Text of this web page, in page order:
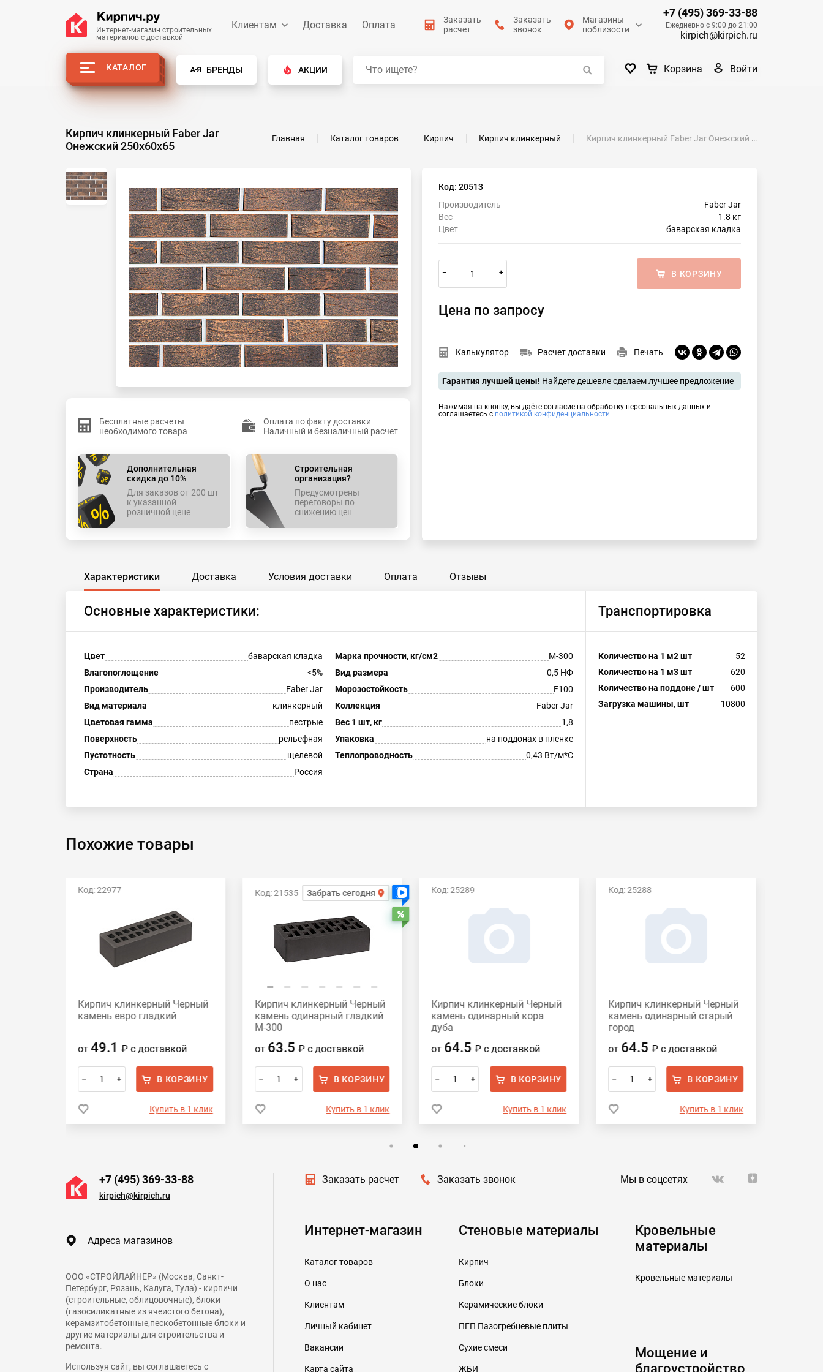
Интернет-магазин строительных
материалов с доставкой
Клиентам Доставка Оплата
Заказать
расчет
Заказать
звонок
Магазины
поблизости
+7 (495) 369-33-88
Ежедневно с 9:00 до 21:00
kirpich@kirpich.ru
КАТАЛОГ БРЕНДЫ АКЦИИ Корзина Войти
Кирпич клинкерный Faber Jar
Онежский 250х60х65
Главная Каталог товаров Кирпич Кирпич клинкерный Кирпич клинкерный Faber Jar Онежский 250х60х65
Бесплатные расчеты
необходимого товара
Оплата по факту доставки
Наличный и безналичный расчет
Дополнительная
скидка до 10%
Для заказов от 200 шт
к указанной
розничной цене
Строительная
организация?
Предусмотрены
переговоры по
снижению цен
Код: 20513
Производитель
Faber Jar
Вес
1.8 кг
Цвет
баварская кладка
– + В КОРЗИНУ
Цена по запросу
Калькулятор Расчет доставки Печать
Гарантия лучшей цены! Найдете дешевле сделаем лучшее предложение
Нажимая на кнопку, вы даёте согласие на обработку персональных данных и
соглашаетесь с политикой конфиденциальности
Характеристики Доставка Условия доставки Оплата Отзывы
Основные характеристики:
Цвет баварская кладка Марка прочности, кг/см2
М-300
Влагопоглощение
<5% Вид размера
0,5 НФ
Производитель
Faber Jar Морозостойкость
F100
Вид материала
клинкерный Коллекция
Faber Jar
Цветовая гамма
пестрые Вес 1 шт, кг
1,8
Поверхность
рельефная Упаковка
на поддонах в пленке
Пустотность
щелевой Теплопроводность
0,43 Вт/м*С
Страна
Россия
Транспортировка
Количество на 1 м2 шт
52
Количество на 1 м3 шт
620
Количество на поддоне / шт
600
Загрузка машины, шт
10800
Похожие товары
Код: 22977
Кирпич клинкерный Черный
камень евро гладкий
от 49.1 ₽ с доставкой
– + В КОРЗИНУ
Купить в 1 клик
Код: 21535 Забрать сегодня Есть видео
Кирпич клинкерный Черный
камень одинарный гладкий
М-300
от 63.5 ₽ с доставкой
– + В КОРЗИНУ
Купить в 1 клик
Код: 25289
Кирпич клинкерный Черный
камень одинарный кора
дуба
от 64.5₽с доставкой
– + В КОРЗИНУ
Купить в 1 клик
Код: 25288
Кирпич клинкерный Черный
камень одинарный старый
город
от 64.5₽с доставкой
– + В КОРЗИНУ
Купить в 1 клик
+7 (495) 369-33-88
kirpich@kirpich.ru
Адреса магазинов
ООО «СТРОЙЛАЙНЕР» (Москва, Санкт-
Петербург, Рязань, Калуга, Тула) - кирпичи
(строительные, облицовочные), блоки
(газосиликатные из ячеистого бетона),
керамзитобетонные,пескобетонные блоки и
другие материалы для строительства и
ремонта.
Используя сайт, вы соглашаетесь с
Заказать расчет Заказать звонок Мы в соцсетях
Интернет-магазин
Каталог товаров
О нас
Клиентам
Личный кабинет
Вакансии
Карта сайта
Стеновые материалы
Кирпич
Блоки
Керамические блоки
ПГП Пазогребневые плиты
Сухие смеси
ЖБИ
Кровельные
материалы
Кровельные материалы
Мощение и
благоустройство